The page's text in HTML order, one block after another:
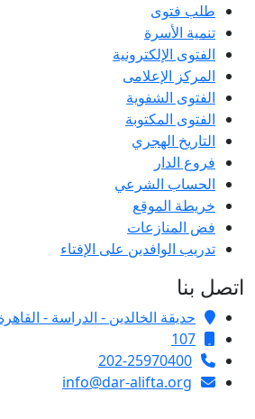
طلب فتوى
تنمية الأسرة
الفتوى الإلكترونية
المركز الإعلامى
الفتوى الشفوية
الفتوى المكتوبة
التاريخ الهجري
فروع الدار
الحساب الشرعي
خريطة الموقع
فض المنازعات
تدريب الوافدين على الإفتاء
اتصل بنا
حديقة الخالدين - الدراسة - القاهرة
107
202-25970400
info@dar-alifta.org